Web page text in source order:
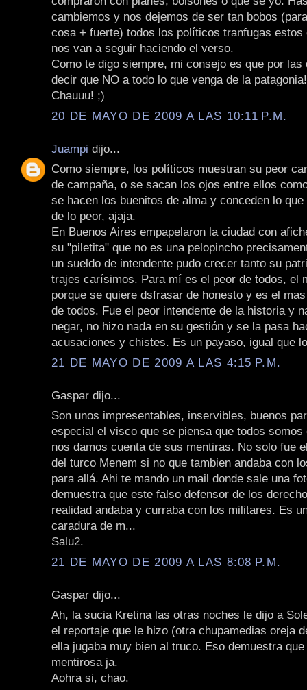
cambiemos y nos dejemos de ser tan bobos
cosa + fuerte) todos los políticos tranfugas estos
nos van a seguir haciendo el verso.
Como te digo siempre, mi consejo es que por las
decir que NO a todo lo que venga de la
Chauuu! ;)
20 DE MAYO DE 2009 A LAS 10:11 P.M.
Juampi dijo...
Como siempre, los políticos muestran su peor
de campaña, o se sacan los ojos entre ellos
se hacen los buenitos de alma y conceden lo
de lo peor, ajaja.
En Buenos Aires empapelaron la ciudad con
su "piletita" que no es una pelopincho
un sueldo de intendente pudo crecer tanto su
trajes carísimos. Para mí es el peor de todos, el
porque se quiere dsfrasar de honesto y es el
de todos. Fue el peor intendente de la historia y
negar, no hizo nada en su gestión y se la pasa
acusaciones y chistes. Es un payaso, igual que
21 DE MAYO DE 2009 A LAS 4:15 P.M.
Gaspar dijo...
Son unos impresentables, inservibles, buenos
especial el visco que se piensa que todos somos
nos damos cuenta de sus mentiras. No solo fue
del turco Menem si no que tambien andaba con
para allá. Ahi te mando un mail donde sale una
demuestra que este falso defensor de los
realidad andaba y curraba con los militares. Es
caradura de m...
Salu2.
21 DE MAYO DE 2009 A LAS 8:08 P.M.
Gaspar dijo...
Ah, la sucia Kretina las otras noches le dijo a
el reportaje que le hizo (otra chupamedias oreja
ella jugaba muy bien al truco. Eso demuestra
mentirosa ja.
Aohra si, chao.